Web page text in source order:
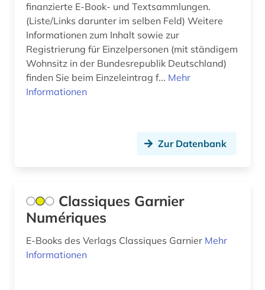
auswanderer (1)
auswanderung (2)
authentizität (1)
außenpolitik (1)
außenwirtschaft (2)
finanzierte E-Book- und Textsammlungen.
(Liste/Links darunter im selben Feld) Weitere
Informationen zum Inhalt sowie zur
Registrierung für Einzelpersonen (mit ständigem
Wohnsitz in der Bundesrepublik Deutschland)
finden Sie beim Einzeleintrag f... Mehr
Informationen
Zur Datenbank
Classiques Garnier
Numériques
E-Books des Verlags Classiques Garnier Mehr
Informationen